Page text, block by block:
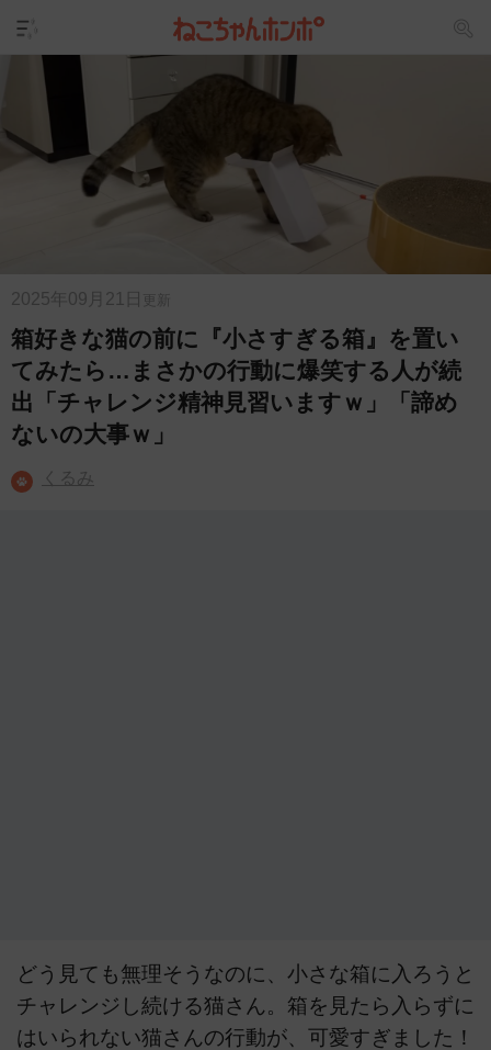
2025年09月21日 更新
箱好きな猫の前に『小さすぎる箱』を置い
てみたら…まさかの行動に爆笑する人が続
出「チャレンジ精神見習いますｗ」「諦め
ないの大事ｗ」
くるみ
どう見ても無理そうなのに、小さな箱に入ろうと
チャレンジし続ける猫さん。箱を見たら入らずに
はいられない猫さんの行動が、可愛すぎました！